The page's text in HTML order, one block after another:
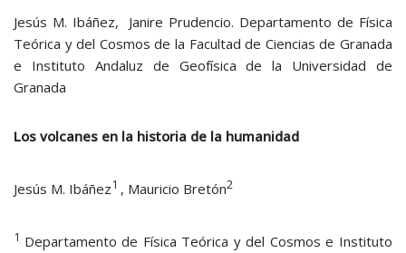
Jesús M. Ibáñez,
Janire Prudencio. Departamento de Física
Teórica y del Cosmos de la Facultad de Ciencias de Granada
e Instituto Andaluz de Geofísica de la Universidad de
Granada
Los volcanes en la historia de la humanidad
Jesús M. Ibáñez1 , Mauricio Bretón2
1 Departamento de Física Teórica y del Cosmos e Instituto